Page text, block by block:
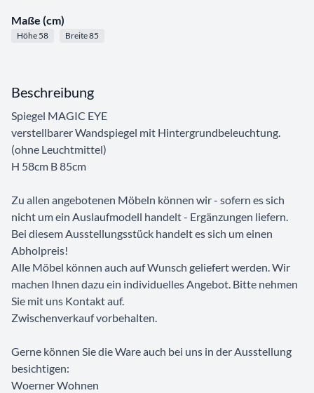
Maße (cm)
Höhe 58 Breite 85
Beschreibung
Spiegel MAGIC EYE
verstellbarer Wandspiegel mit Hintergrundbeleuchtung.
(ohne Leuchtmittel)
H 58cm B 85cm
Zu allen angebotenen Möbeln können wir - sofern es sich
nicht um ein Auslaufmodell handelt - Ergänzungen liefern.
Bei diesem Ausstellungsstück handelt es sich um einen
Abholpreis!
Alle Möbel können auch auf Wunsch geliefert werden. Wir
machen Ihnen dazu ein individuelles Angebot. Bitte nehmen
Sie mit uns Kontakt auf.
Zwischenverkauf vorbehalten.
Gerne können Sie die Ware auch bei uns in der Ausstellung
besichtigen:
Woerner Wohnen